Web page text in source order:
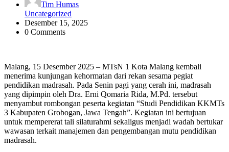
Tim Humas
Uncategorized
Desember 15, 2025
0 Comments
Malang, 15 Desember 2025 – MTsN 1 Kota Malang kembali
menerima kunjungan kehormatan dari rekan sesama pegiat
pendidikan madrasah. Pada Senin pagi yang cerah ini, madrasah
yang dipimpin oleh Dra. Erni Qomaria Rida, M.Pd. tersebut
menyambut rombongan peserta kegiatan “Studi Pendidikan KKMTs
3 Kabupaten Grobogan, Jawa Tengah”. Kegiatan ini bertujuan
untuk mempererat tali silaturahmi sekaligus menjadi wadah bertukar
wawasan terkait manajemen dan pengembangan mutu pendidikan
madrasah.